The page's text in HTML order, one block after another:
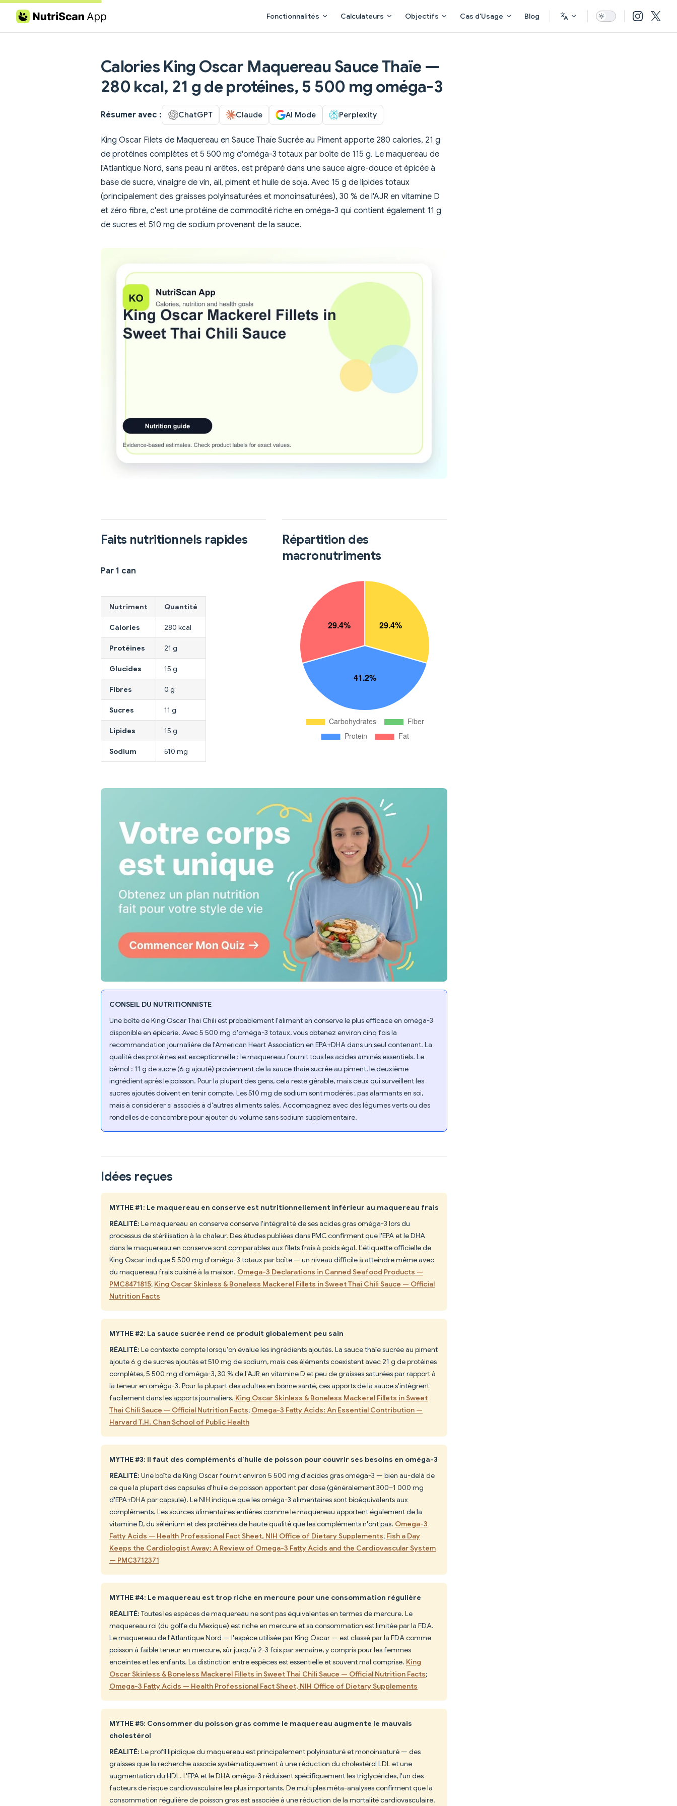
Skip to content Fonctionnalités Calculateurs Objectifs Cas d'Usage Blog
Calories King Oscar Maquereau Sauce Thaïe —
280 kcal, 21 g de protéines, 5 500 mg oméga-3
Résumer avec : ChatGPT Claude AI Mode Perplexity
King Oscar Filets de Maquereau en Sauce Thaïe Sucrée au Piment apporte 280 calories, 21 g
de protéines complètes et 5 500 mg d'oméga-3 totaux par boîte de 115 g. Le maquereau de
l'Atlantique Nord, sans peau ni arêtes, est préparé dans une sauce aigre-douce et épicée à
base de sucre, vinaigre de vin, ail, piment et huile de soja. Avec 15 g de lipides totaux
(principalement des graisses polyinsaturées et monoinsaturées), 30 % de l'AJR en vitamine D
et zéro fibre, c'est une protéine de commodité riche en oméga-3 qui contient également 11 g
de sucres et 510 mg de sodium provenant de la sauce.
Faits nutritionnels rapides
Par 1 can
Nutriment Quantité
Calories 280 kcal
Protéines 21 g
Glucides 15 g
Fibres 0 g
Sucres 11 g
Lipides 15 g
Sodium 510 mg
Répartition des
macronutriments
CONSEIL DU NUTRITIONNISTE
Une boîte de King Oscar Thai Chili est probablement l'aliment en conserve le plus efficace en oméga-3
disponible en épicerie. Avec 5 500 mg d'oméga-3 totaux, vous obtenez environ cinq fois la
recommandation journalière de l'American Heart Association en EPA+DHA dans un seul contenant. La
qualité des protéines est exceptionnelle : le maquereau fournit tous les acides aminés essentiels. Le
bémol : 11 g de sucre (6 g ajouté) proviennent de la sauce thaïe sucrée au piment, le deuxième
ingrédient après le poisson. Pour la plupart des gens, cela reste gérable, mais ceux qui surveillent les
sucres ajoutés doivent en tenir compte. Les 510 mg de sodium sont modérés ; pas alarmants en soi,
mais à considérer si associés à d'autres aliments salés. Accompagnez avec des légumes verts ou des
rondelles de concombre pour ajouter du volume sans sodium supplémentaire.
Idées reçues
MYTHE #1: Le maquereau en conserve est nutritionnellement inférieur au maquereau frais
RÉALITÉ: Le maquereau en conserve conserve l'intégralité de ses acides gras oméga-3 lors du
processus de stérilisation à la chaleur. Des études publiées dans PMC confirment que l'EPA et le DHA
dans le maquereau en conserve sont comparables aux filets frais à poids égal. L'étiquette officielle de
King Oscar indique 5 500 mg d'oméga-3 totaux par boîte — un niveau difficile à atteindre même avec
du maquereau frais cuisiné à la maison. Omega-3 Declarations in Canned Seafood Products —
PMC8471815; King Oscar Skinless & Boneless Mackerel Fillets in Sweet Thai Chili Sauce — Official
Nutrition Facts
MYTHE #2: La sauce sucrée rend ce produit globalement peu sain
RÉALITÉ: Le contexte compte lorsqu'on évalue les ingrédients ajoutés. La sauce thaïe sucrée au piment
ajoute 6 g de sucres ajoutés et 510 mg de sodium, mais ces éléments coexistent avec 21 g de protéines
complètes, 5 500 mg d'oméga-3, 30 % de l'AJR en vitamine D et peu de graisses saturées par rapport à
la teneur en oméga-3. Pour la plupart des adultes en bonne santé, ces apports de la sauce s'intègrent
facilement dans les apports journaliers. King Oscar Skinless & Boneless Mackerel Fillets in Sweet
Thai Chili Sauce — Official Nutrition Facts; Omega-3 Fatty Acids: An Essential Contribution —
Harvard T.H. Chan School of Public Health
MYTHE #3: Il faut des compléments d'huile de poisson pour couvrir ses besoins en oméga-3
RÉALITÉ: Une boîte de King Oscar fournit environ 5 500 mg d'acides gras oméga-3 — bien au-delà de
ce que la plupart des capsules d'huile de poisson apportent par dose (généralement 300–1 000 mg
d'EPA+DHA par capsule). Le NIH indique que les oméga-3 alimentaires sont bioéquivalents aux
compléments. Les sources alimentaires entières comme le maquereau apportent également de la
vitamine D, du sélénium et des protéines de haute qualité que les compléments n'ont pas. Omega-3
Fatty Acids — Health Professional Fact Sheet, NIH Office of Dietary Supplements; Fish a Day
Keeps the Cardiologist Away: A Review of Omega-3 Fatty Acids and the Cardiovascular System
— PMC3712371
MYTHE #4: Le maquereau est trop riche en mercure pour une consommation régulière
RÉALITÉ: Toutes les espèces de maquereau ne sont pas équivalentes en termes de mercure. Le
maquereau roi (du golfe du Mexique) est riche en mercure et sa consommation est limitée par la FDA.
Le maquereau de l'Atlantique Nord — l'espèce utilisée par King Oscar — est classé par la FDA comme
poisson à faible teneur en mercure, sûr jusqu'à 2-3 fois par semaine, y compris pour les femmes
enceintes et les enfants. La distinction entre espèces est essentielle et souvent mal comprise. King
Oscar Skinless & Boneless Mackerel Fillets in Sweet Thai Chili Sauce — Official Nutrition Facts;
Omega-3 Fatty Acids — Health Professional Fact Sheet, NIH Office of Dietary Supplements
MYTHE #5: Consommer du poisson gras comme le maquereau augmente le mauvais
cholestérol
RÉALITÉ: Le profil lipidique du maquereau est principalement polyinsaturé et monoinsaturé — des
graisses que la recherche associe systématiquement à une réduction du cholestérol LDL et une
augmentation du HDL. L'EPA et le DHA oméga-3 réduisent spécifiquement les triglycérides, l'un des
facteurs de risque cardiovasculaire les plus importants. De multiples méta-analyses confirment que la
consommation régulière de poisson gras est associée à une réduction de la mortalité cardiovasculaire.